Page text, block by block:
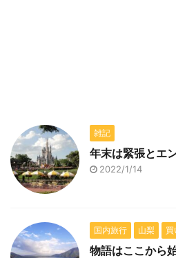
雑記
年末は緊張とエ
2022/1/14
国内旅行 山梨 買
物語はここから